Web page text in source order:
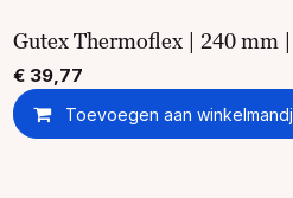
aan verlanglijst
Gutex Thermoflex | 240 mm
€ 39,77
Toevoegen aan